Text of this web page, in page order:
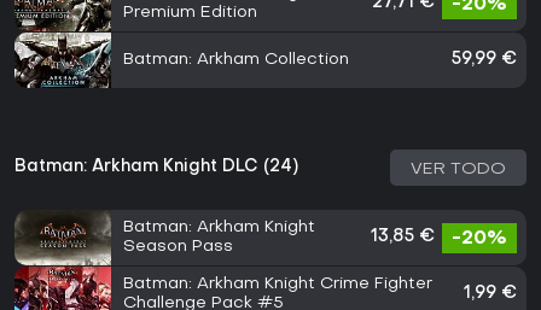
Premium Edition
27,71 € -20%
Batman: Arkham Collection 59,99 €
Batman: Arkham Knight DLC (24) VER TODO
Batman: Arkham Knight
Season Pass
13,85 € -20%
Batman: Arkham Knight Crime Fighter
Challenge Pack #5
1,99 €